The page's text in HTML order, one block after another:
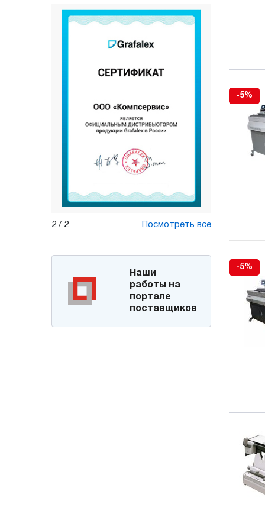
1 / 2 Посмотреть все
Наши
работы на
портале
поставщиков
-5%
-5%